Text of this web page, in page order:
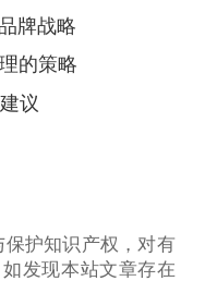
牌战略
的策略
议
护知识产权，对有
发现本站文章存在